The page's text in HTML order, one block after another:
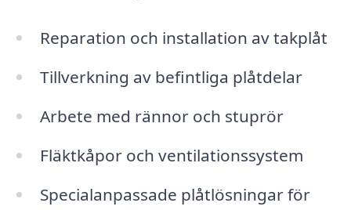
Reparation och installation av takplåt
Tillverkning av befintliga plåtdelar
Arbete med rännor och stuprör
Fläktkåpor och ventilationssystem
Specialanpassade plåtlösningar för